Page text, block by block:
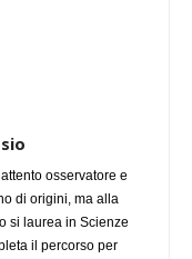
osservatore e
di origini, ma alla
si laurea in Scienze
il percorso per